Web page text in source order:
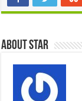
About star